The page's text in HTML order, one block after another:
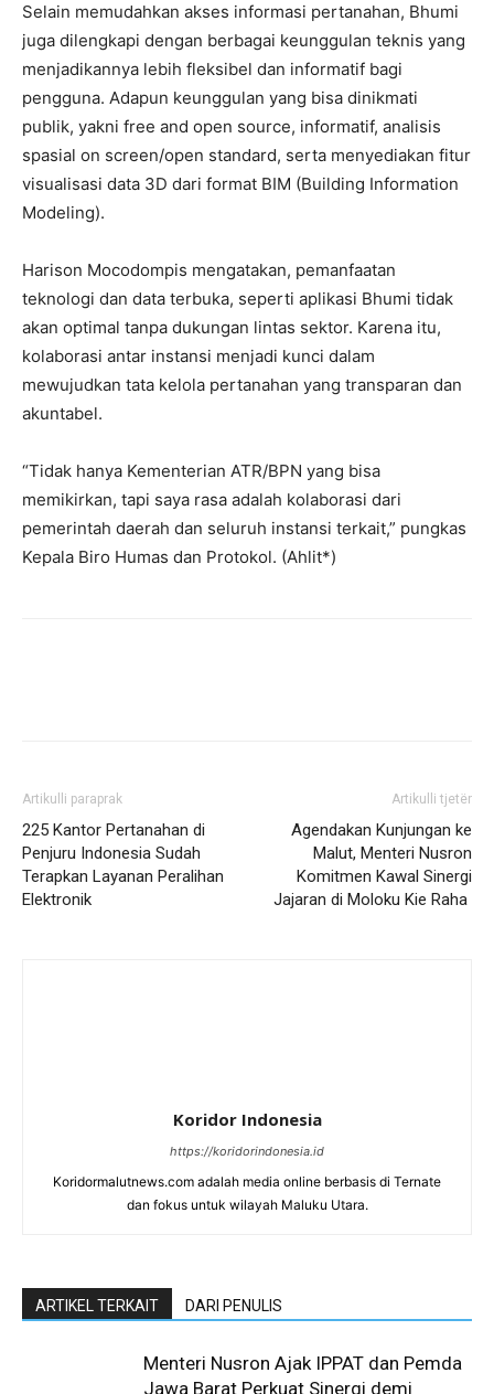
‎Selain memudahkan akses informasi pertanahan, Bhumi
juga dilengkapi dengan berbagai keunggulan teknis yang
menjadikannya lebih fleksibel dan informatif bagi
pengguna. Adapun keunggulan yang bisa dinikmati
publik, yakni free and open source, informatif, analisis
spasial on screen/open standard, serta menyediakan fitur
visualisasi data 3D dari format BIM (Building Information
Modeling).
‎Harison Mocodompis mengatakan, pemanfaatan
teknologi dan data terbuka, seperti aplikasi Bhumi tidak
akan optimal tanpa dukungan lintas sektor. Karena itu,
kolaborasi antar instansi menjadi kunci dalam
mewujudkan tata kelola pertanahan yang transparan dan
akuntabel.
“Tidak hanya Kementerian ATR/BPN yang bisa
memikirkan, tapi saya rasa adalah kolaborasi dari
pemerintah daerah dan seluruh instansi terkait,” pungkas
Kepala Biro Humas dan Protokol. (Ahlit*)
Artikulli paraprak
225 Kantor Pertanahan di
Penjuru Indonesia Sudah
Terapkan Layanan Peralihan
Elektronik ‎
Artikulli tjetër
Agendakan Kunjungan ke
Malut, Menteri Nusron
Komitmen Kawal Sinergi
Jajaran di Moloku Kie Raha ‎
Koridor Indonesia
https://koridorindonesia.id
Koridormalutnews.com adalah media online berbasis di Ternate
dan fokus untuk wilayah Maluku Utara.
ARTIKEL TERKAIT DARI PENULIS
Menteri Nusron Ajak IPPAT dan Pemda
Jawa Barat Perkuat Sinergi demi